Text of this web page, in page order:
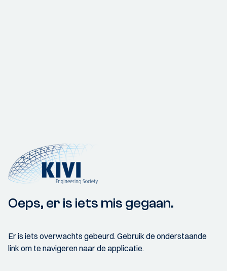
Oeps, er is iets mis gegaan.
Er is iets overwachts gebeurd. Gebruik de onderstaande
link om te navigeren naar de applicatie.